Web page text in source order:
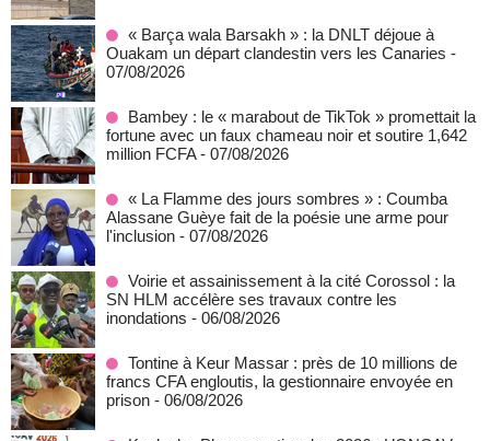
« Barça wala Barsakh » : la DNLT déjoue à
Ouakam un départ clandestin vers les Canaries -
07/08/2026
Bambey : le « marabout de TikTok » promettait la
fortune avec un faux chameau noir et soutire 1,642
million FCFA - 07/08/2026
« La Flamme des jours sombres » : Coumba
Alassane Guèye fait de la poésie une arme pour
l'inclusion - 07/08/2026
Voirie et assainissement à la cité Corossol : la
SN HLM accélère ses travaux contre les
inondations - 06/08/2026
Tontine à Keur Massar : près de 10 millions de
francs CFA engloutis, la gestionnaire envoyée en
prison - 06/08/2026